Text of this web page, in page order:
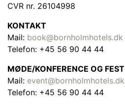
CVR nr. 26104998
KONTAKT
Mail: book@bornholmhotels.dk
Telefon: +45 56 90 44 44
MØDE/KONFERENCE OG FEST
Mail: event@bornholmhotels.dk
Telefon: +45 56 90 44 44